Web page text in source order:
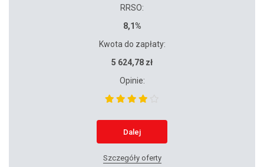
RRSO:
8,1%
Kwota do zapłaty:
5 624,78 zł
Opinie:
Dalej
Szczegóły oferty